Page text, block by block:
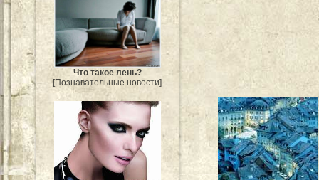
Что такое лень?
[Познавательные новости]